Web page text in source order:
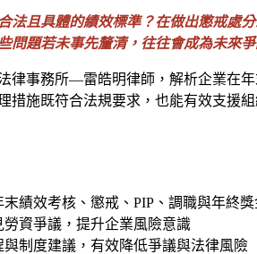
法且具體的績效標準？在做出懲戒處
問題若未事先釐清，往往會成為未來
律事務所—雷皓明律師，解析企業在
措施既符合法規要求，也能有效支援
績效考核、懲戒、PIP、調職與年終
資爭議，提升企業風險意識
制度建議，有效降低爭議與法律風險